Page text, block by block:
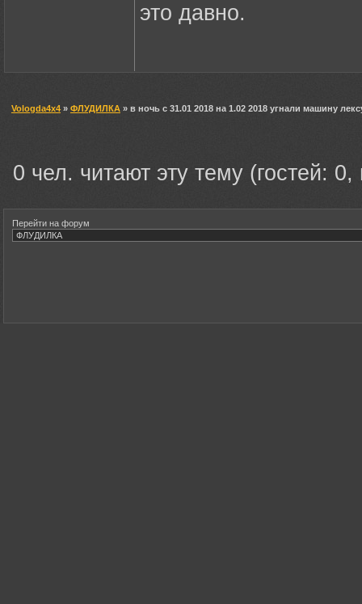
это давно.
Vologda4x4 » ФЛУДИЛКА » в ночь с 31.01 2018 на 1.02 2018 угнали машину
0 чел. читают эту тему (гостей:
Перейти на форум